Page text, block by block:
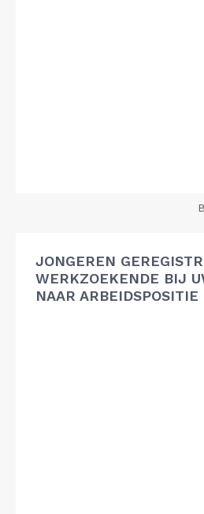
JONGEREN
WERKZOEKENDE BIJ
NAAR ARBEIDSPOSITIE